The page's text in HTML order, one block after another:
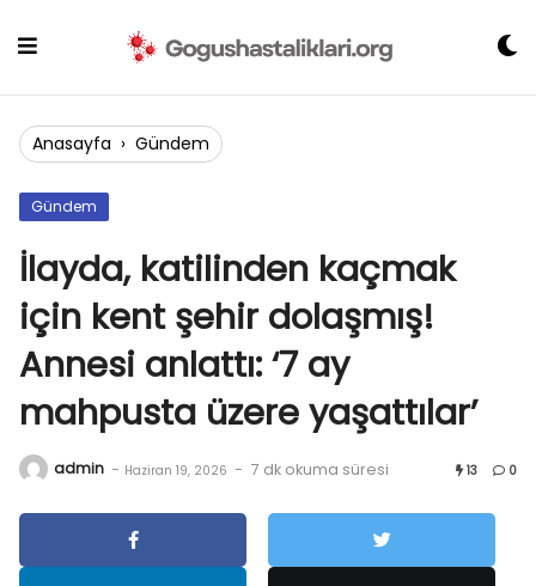
Anasayfa › Gündem
Gündem
İlayda, katilinden kaçmak
için kent şehir dolaşmış!
Annesi anlattı: ‘7 ay
mahpusta üzere yaşattılar’
admin - Haziran 19, 2026 - 7 dk okuma süresi 13 0